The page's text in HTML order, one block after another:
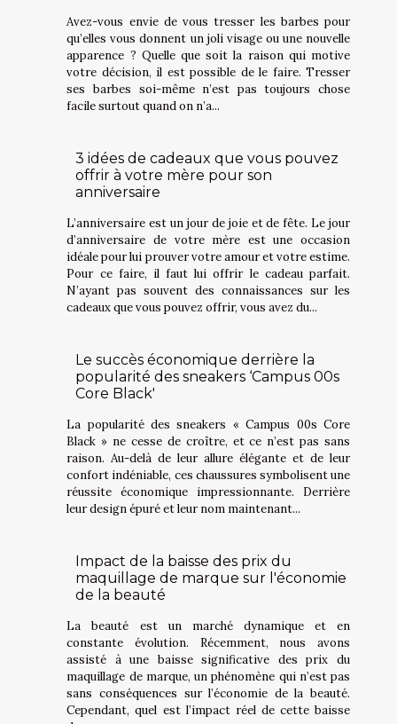
Avez-vous envie de vous tresser les barbes pour
qu’elles vous donnent un joli visage ou une nouvelle
apparence ? Quelle que soit la raison qui motive
votre décision, il est possible de le faire. Tresser
ses barbes soi-même n’est pas toujours chose
facile surtout quand on n’a...
3 idées de cadeaux que vous pouvez
offrir à votre mère pour son
anniversaire
L’anniversaire est un jour de joie et de fête. Le jour
d’anniversaire de votre mère est une occasion
idéale pour lui prouver votre amour et votre estime.
Pour ce faire, il faut lui offrir le cadeau parfait.
N’ayant pas souvent des connaissances sur les
cadeaux que vous pouvez offrir, vous avez du...
Le succès économique derrière la
popularité des sneakers ‘Campus 00s
Core Black'
La popularité des sneakers « Campus 00s Core
Black » ne cesse de croître, et ce n’est pas sans
raison. Au-delà de leur allure élégante et de leur
confort indéniable, ces chaussures symbolisent une
réussite économique impressionnante. Derrière
leur design épuré et leur nom maintenant...
Impact de la baisse des prix du
maquillage de marque sur l'économie
de la beauté
La beauté est un marché dynamique et en
constante évolution. Récemment, nous avons
assisté à une baisse significative des prix du
maquillage de marque, un phénomène qui n’est pas
sans conséquences sur l’économie de la beauté.
Cependant, quel est l’impact réel de cette baisse